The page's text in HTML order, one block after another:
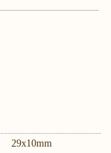
29x10mm